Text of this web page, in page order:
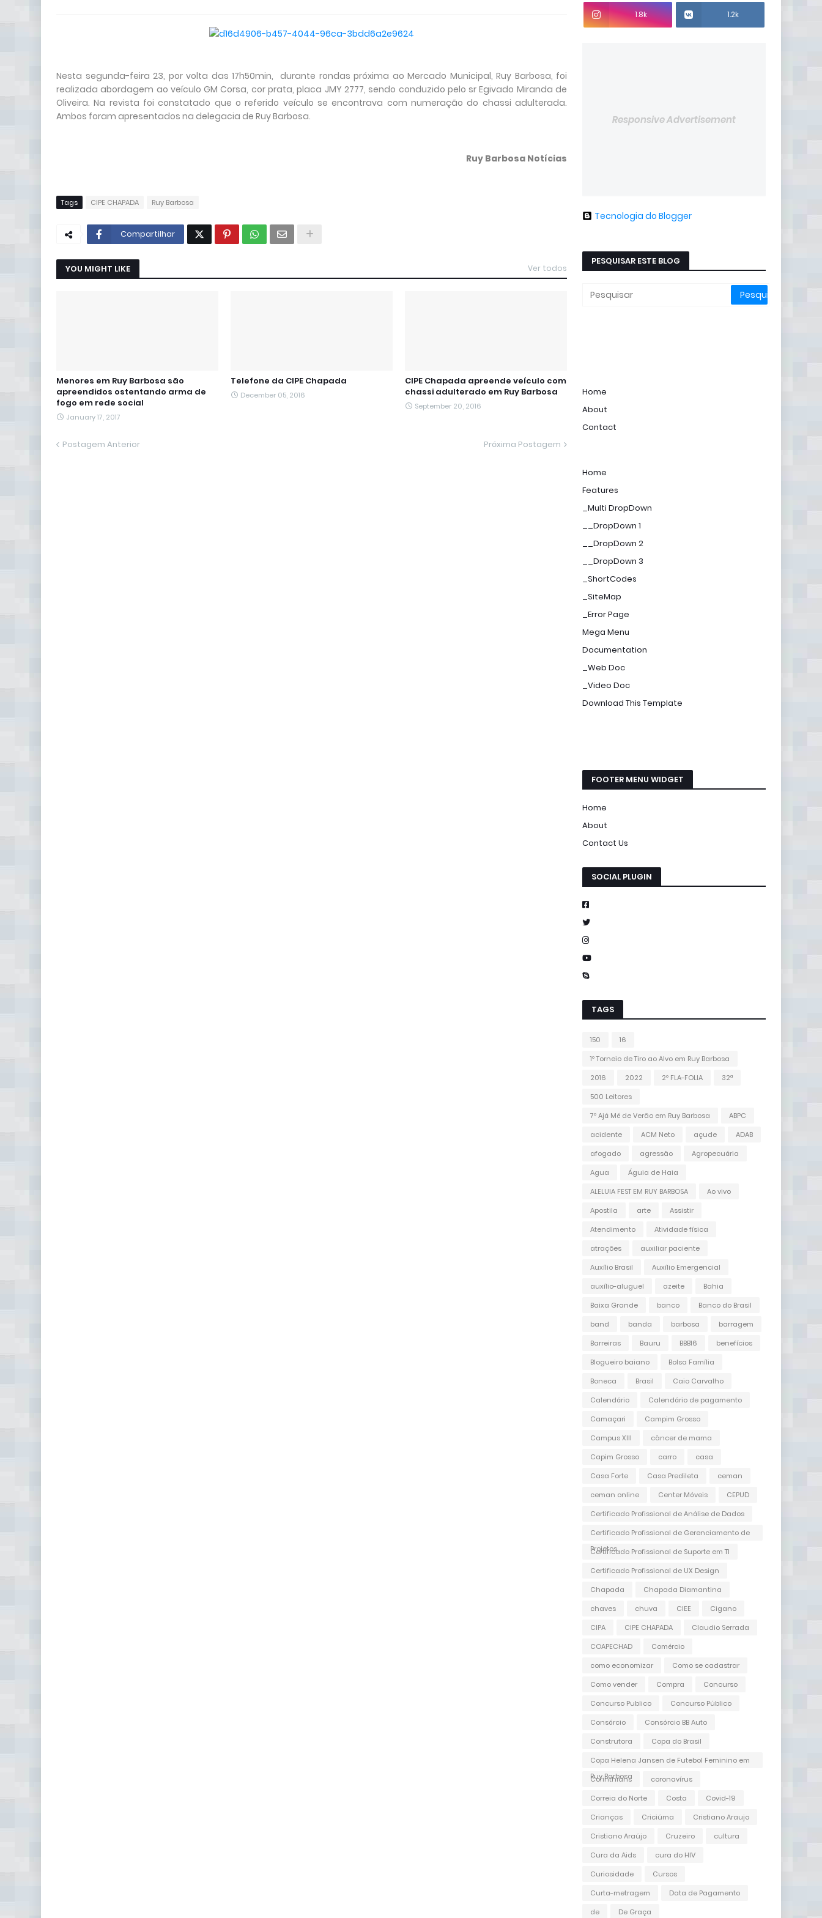
Nesta segunda-feira 23, por volta das 17h50min, durante rondas próxima ao Mercado Municipal, Ruy Barbosa, foi
realizada abordagem ao veículo GM Corsa, cor prata, placa JMY 2777, sendo conduzido pelo sr Egivado Miranda de
Oliveira. Na revista foi constatado que o referido veículo se encontrava com numeração do chassi adulterada.
Ambos foram apresentados na delegacia de Ruy Barbosa.
Ruy Barbosa Notícias
Tags CIPE CHAPADA Ruy Barbosa
Compartilhar
YOU MIGHT LIKE Ver todos
Menores em Ruy Barbosa são
apreendidos ostentando arma de
fogo em rede social
January 17, 2017
Telefone da CIPE Chapada
December 05, 2016
CIPE Chapada apreende veículo com
chassi adulterado em Ruy Barbosa
September 20, 2016
Postagem Anterior Próxima Postagem
1.8k 1.2k
Responsive Advertisement
Tecnologia do Blogger
PESQUISAR ESTE BLOG
Home
About
Contact
Home
Features
_Multi DropDown
__DropDown 1
__DropDown 2
__DropDown 3
_ShortCodes
_SiteMap
_Error Page
Mega Menu
Documentation
_Web Doc
_Video Doc
Download This Template
FOOTER MENU WIDGET
Home
About
Contact Us
SOCIAL PLUGIN
TAGS
150
16
1º Torneio de Tiro ao Alvo em Ruy Barbosa
2016
2022 2º FLA-FOLIA
32ª
500 Leitores
7º Ajá Mé de Verão em Ruy Barbosa
ABPC
acidente
ACM Neto açude
ADAB
afogado
agressão
Agropecuária
Agua
Águia de Haia
ALELUIA FEST EM RUY BARBOSA
Ao vivo
Apostila
arte
Assistir
Atendimento
Atividade física
atrações
auxiliar paciente
Auxílio Brasil
Auxílio Emergencial
auxílio-aluguel
azeite
Bahia
Baixa Grande
banco
Banco do Brasil
band
banda barbosa
barragem
Barreiras
Bauru BBB16
benefícios
Blogueiro baiano
Bolsa Família
Boneca
Brasil
Caio Carvalho
Calendário
Calendário de pagamento
Camaçari
Campim Grosso
Campus XIII
câncer de mama
Capim Grosso
carro
casa
Casa Forte
Casa Predileta
ceman
ceman online
Center Móveis
CEPUD
Certificado Profissional de Análise de Dados
Certificado Profissional de Gerenciamento de
Projetos
Certificado Profissional de Suporte em TI
Certificado Profissional de UX Design
Chapada
Chapada Diamantina
chaves
chuva CIEE
Cigano
CIPA
CIPE CHAPADA
Claudio Serrada
COAPECHAD
Comércio
como economizar
Como se cadastrar
Como vender
Compra
Concurso
Concurso Publico
Concurso Público
Consórcio
Consórcio BB Auto
Construtora
Copa do Brasil
Copa Helena Jansen de Futebol Feminino em
Ruy Barbosa
Corinthians
coronavírus
Correia do Norte
Costa
Covid-19
Crianças
Criciúma
Cristiano Araujo
Cristiano Araújo
Cruzeiro
cultura
Cura da Aids
cura do HIV
Curiosidade
Cursos
Curta-metragem
Data de Pagamento
de
De Graça